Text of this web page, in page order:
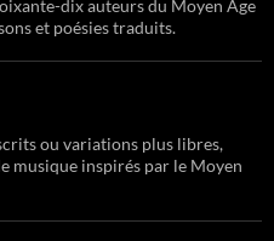
dix auteurs du Moyen Âge
et poésies traduits.
ou variations plus libres,
musique inspirés par le Moyen